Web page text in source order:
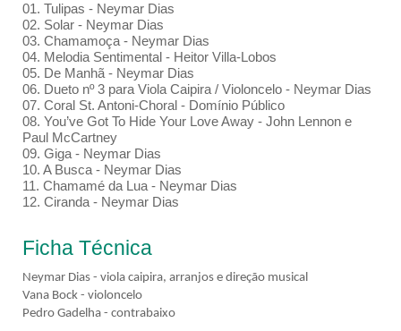
01. Tulipas - Neymar Dias
02. Solar - Neymar Dias
03. Chamamoça - Neymar Dias
04. Melodia Sentimental - Heitor Villa-Lobos
05. De Manhã - Neymar Dias
06. Dueto nº 3 para Viola Caipira / Violoncelo - Neymar Dias
07. Coral St. Antoni-Choral - Domínio Público
08. You’ve Got To Hide Your Love Away - John Lennon e
Paul McCartney
09. Giga - Neymar Dias
10. A Busca - Neymar Dias
11. Chamamé da Lua - Neymar Dias
12. Ciranda - Neymar Dias
Ficha Técnica
Neymar Dias - viola caipira, arranjos e direção musical
Vana Bock - violoncelo
Pedro Gadelha - contrabaixo